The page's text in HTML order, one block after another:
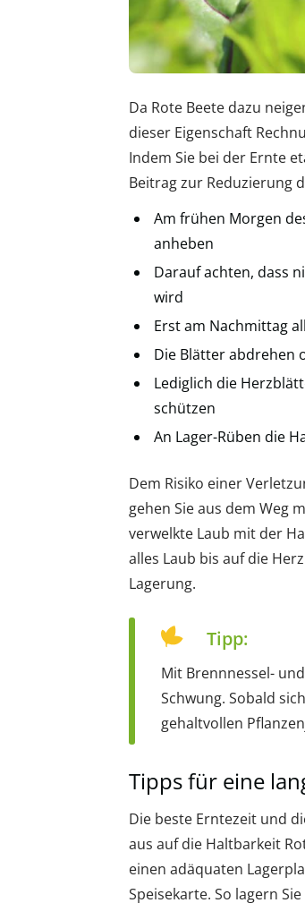
Da Rote Beete dazu
dieser Eigenschaft
Indem Sie bei der Ernte
Beitrag zur Reduzierung
Am frühen Morgen
anheben
Darauf achten, dass
wird
Erst am Nachmittag
Die Blätter abdrehen
Lediglich die
schützen
An Lager-Rüben die
Dem Risiko einer
gehen Sie aus dem Weg
verwelkte Laub mit der
alles Laub bis auf die
Lagerung.
Tipp:
Mit Brennnessel-
Schwung. Sobald
gehaltvollen
Tipps für eine
Die beste Erntezeit und
aus auf die Haltbarkeit
einen adäquaten
Speisekarte. So lagern